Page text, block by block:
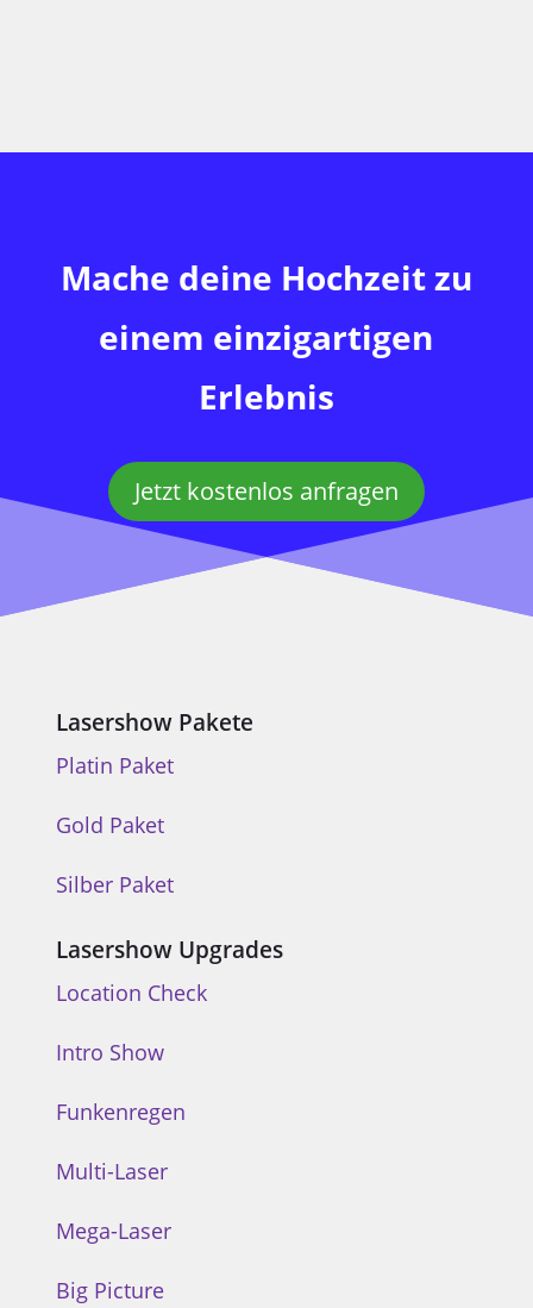
Mache deine Hochzeit zu
einem einzigartigen
Erlebnis
Jetzt kostenlos anfragen
Lasershow Pakete
Platin Paket
Gold Paket
Silber Paket
Lasershow Upgrades
Location Check
Intro Show
Funkenregen
Multi-Laser
Mega-Laser
Big Picture